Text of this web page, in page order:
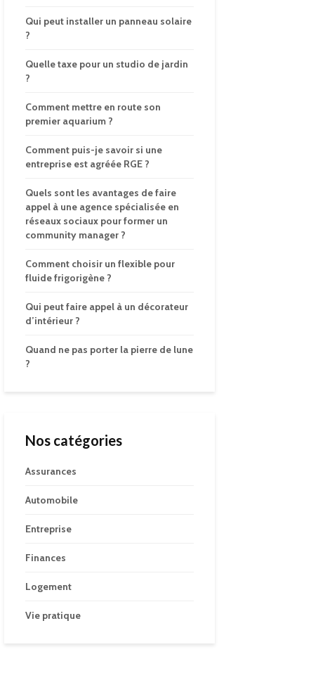
Qui peut installer un panneau solaire
?
Quelle taxe pour un studio de jardin
?
Comment mettre en route son
premier aquarium ?
Comment puis-je savoir si une
entreprise est agréée RGE ?
Quels sont les avantages de faire
appel à une agence spécialisée en
réseaux sociaux pour former un
community manager ?
Comment choisir un flexible pour
fluide frigorigène ?
Qui peut faire appel à un décorateur
d’intérieur ?
Quand ne pas porter la pierre de lune
?
Nos catégories
Assurances
Automobile
Entreprise
Finances
Logement
Vie pratique